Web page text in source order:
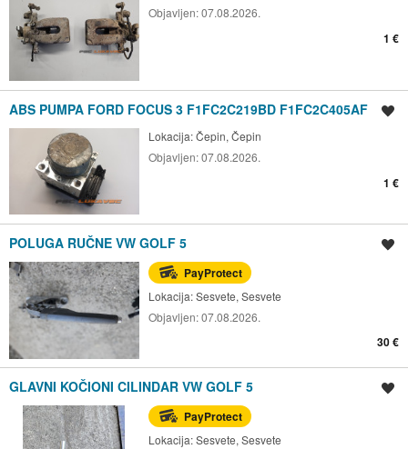
Objavljen:07.08.2026.
1 €
ABS PUMPA FORD FOCUS 3 F1FC2C219BD F1FC2C405AF
Lokacija:Čepin, Čepin
Objavljen:07.08.2026.
1 €
POLUGA RUČNE VW GOLF 5
PayProtect
Lokacija:Sesvete, Sesvete
Objavljen:07.08.2026.
30 €
GLAVNI KOČIONI CILINDAR VW GOLF 5
PayProtect
Lokacija:Sesvete, Sesvete